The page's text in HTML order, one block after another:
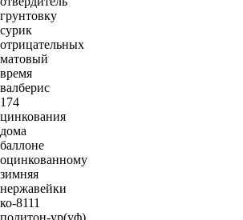
грунтовку
сурик
отрицательных
матовый
время
валберис
174
цинкования
дома
баллоне
оцинкованному
зимняя
нержавейки
ко-8111
политон-ур(уф)